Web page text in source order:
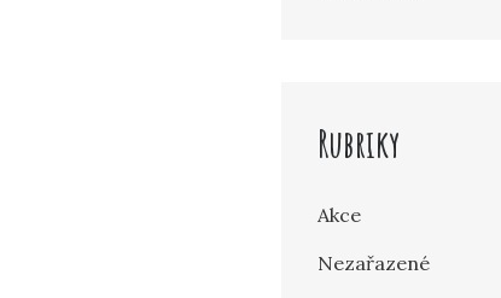
Rubriky
Akce
Nezařazené